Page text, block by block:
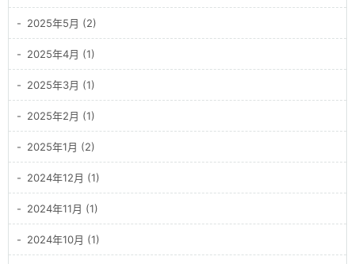
2025年5月 (2)
2025年4月 (1)
2025年3月 (1)
2025年2月 (1)
2025年1月 (2)
2024年12月 (1)
2024年11月 (1)
2024年10月 (1)